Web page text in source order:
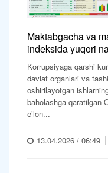
Maktabgacha va
indeksida yuqori
Korrupsiyaga qarshi
davlat organlari va
oshirilayotgan
baholashga qaratilgan
eʼlon...
13.04.2026 / 06:49